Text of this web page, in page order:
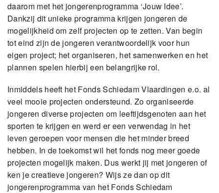
daarom met het jongerenprogramma ‘Jouw Idee’.
Dankzij dit unieke programma krijgen jongeren de
mogelijkheid om zelf projecten op te zetten. Van begin
tot eind zijn de jongeren verantwoordelijk voor hun
eigen project; het organiseren, het samenwerken en het
plannen spelen hierbij een belangrijke rol.
Inmiddels heeft het Fonds Schiedam Vlaardingen e.o. al
veel mooie projecten ondersteund. Zo organiseerde
jongeren diverse projecten om leeftijdsgenoten aan het
sporten te krijgen en werd er een verwendag in het
leven geroepen voor mensen die het minder breed
hebben. In de toekomst wil het fonds nog meer goede
projecten mogelijk maken. Dus werkt jij met jongeren of
ken je creatieve jongeren? Wijs ze dan op dit
jongerenprogramma van het Fonds Schiedam